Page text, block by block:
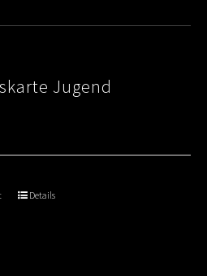
Jugend
Details